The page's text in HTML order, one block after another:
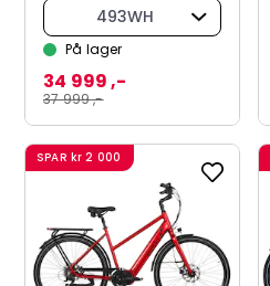
493WH
På lager
37 999 ,-
34 999 ,-
SPAR kr 2 000